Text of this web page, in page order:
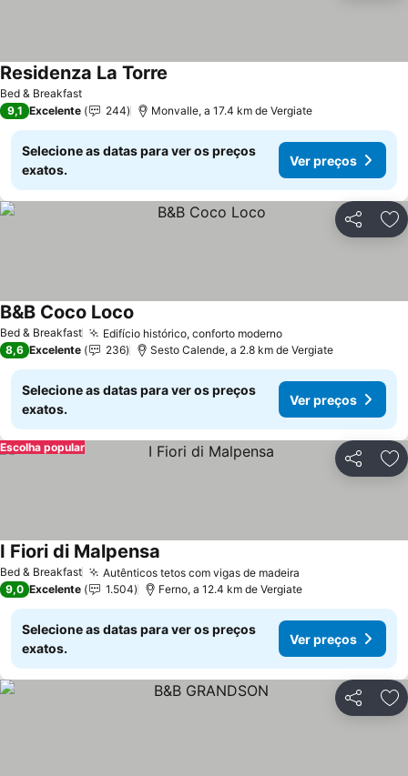
Bed & Breakfast
Residenza La Torre
9,1 Excelente 244 Monvalle, a 17.4 km de Vergiate
Selecione as datas para ver os preços
exatos.
Ver preços
Partilhar
Bed & Breakfast Edifício histórico, conforto modernoVer preços
B&B Coco Loco
8,6 Excelente 236 Sesto Calende, a 2.8 km de Vergiate
Selecione as datas para ver os preços
exatos.
Ver preços
Partilhar
Escolha popular
Bed & Breakfast Autênticos tetos com vigas de madeira
I Fiori di Malpensa
9,0 Excelente 1.504 Ferno, a 12.4 km de Vergiate
Selecione as datas para ver os preços
exatos.
Ver preços
Partilhar